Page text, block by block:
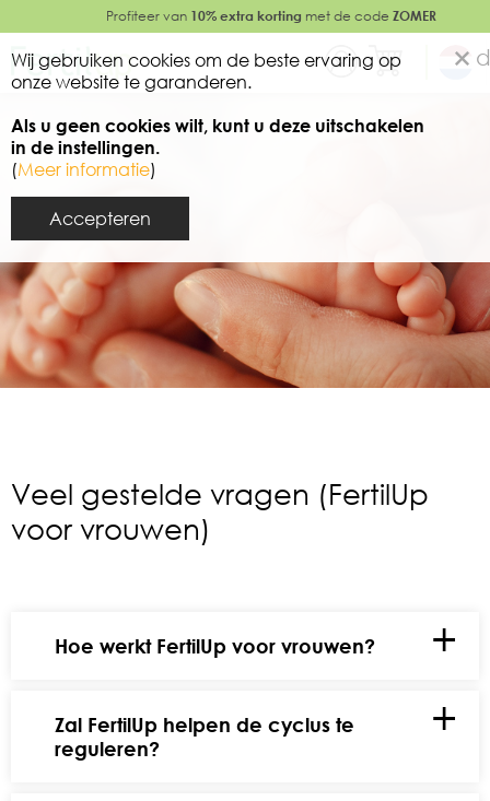
Profiteer van 10% extra korting met de code ZOMER
Veel gestelde vragen (FertilUp
voor vrouwen)
Hoe werkt FertilUp voor vrouwen?
Zal FertilUp helpen de cyclus te
reguleren?
Wij gebruiken cookies om de beste ervaring op
onze website te garanderen.
Als u geen cookies wilt, kunt u deze uitschakelen
in de instellingen.
(Meer informatie)
Accepteren